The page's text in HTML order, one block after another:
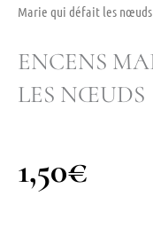
Marie qui défait les nœuds
ENCENS
LES NŒUDS
1,50€